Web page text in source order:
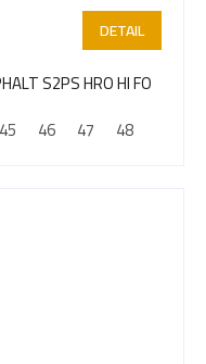
DETAIL
S2PS HRO HI FO
45 46 47 48